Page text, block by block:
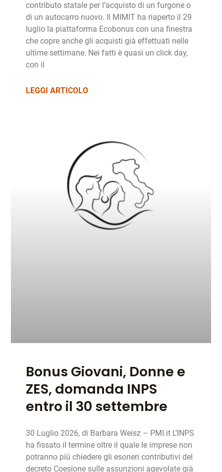
contributo statale per l’acquisto di un furgone o
di un autocarro nuovo. Il MIMIT ha riaperto il 29
luglio la piattaforma Ecobonus con una finestra
che copre anche gli acquisti già effettuati nelle
ultime settimane. Nei fatti è quasi un click day,
con il
LEGGI ARTICOLO
Bonus Giovani, Donne e
ZES, domanda INPS
entro il 30 settembre
30 Luglio 2026, di Barbara Weisz – PMI.it L’INPS
ha fissato il termine oltre il quale le imprese non
potranno più chiedere gli esoneri contributivi del
decreto Coesione sulle assunzioni agevolate già